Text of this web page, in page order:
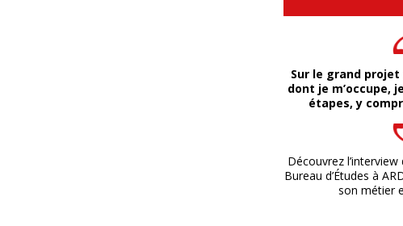
Sur le grand
dont je m’occupe,
étapes, y
Découvrez
Bureau d’Études à
son métier